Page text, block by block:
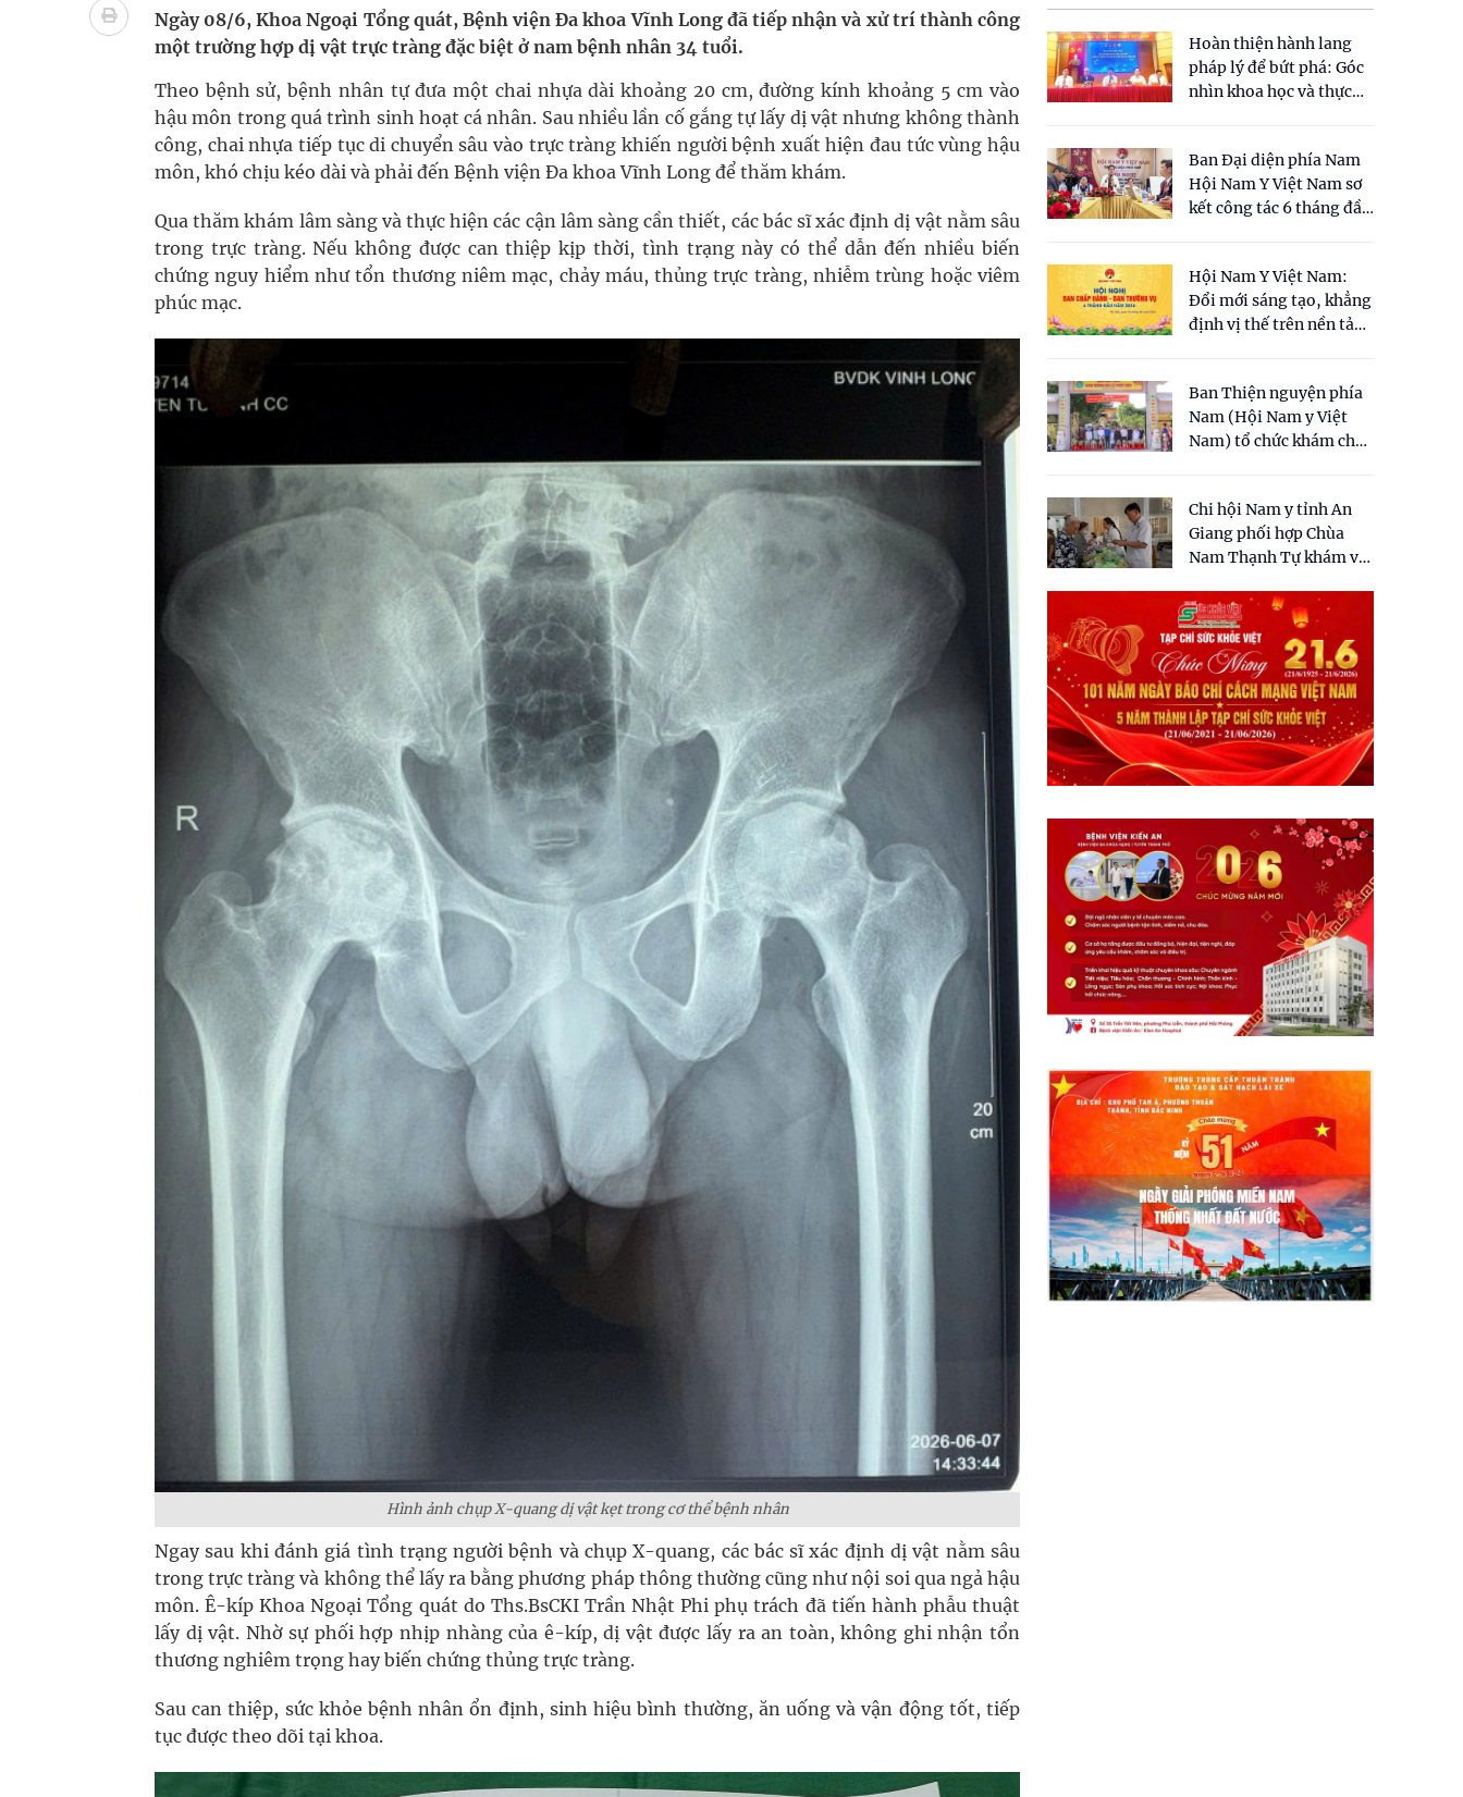
Xây dựng bản đồ mạng lưới cấp cứu ngoại viện toàn quốc
"Nền kinh tế bạc" có thể trở thành động lực tăng trưởng mới của Việt Nam
Quảng Trị: Phát huy vai trò của chính quyền địa phương hai cấp trong quản lý hoạt động nha khoa,
bảo vệ sức khỏe Nhân dân
Tỷ lệ tật khúc xạ ở trẻ gia tăng: Khuyến nghị của chuyên gia
Ngày 08/6, Khoa Ngoại Tổng quát, Bệnh viện Đa khoa Vĩnh Long đã tiếp nhận và xử trí thành công
một trường hợp dị vật trực tràng đặc biệt ở nam bệnh nhân 34 tuổi.
Theo bệnh sử, bệnh nhân tự đưa một chai nhựa dài khoảng 20 cm, đường kính khoảng 5 cm vào
hậu môn trong quá trình sinh hoạt cá nhân. Sau nhiều lần cố gắng tự lấy dị vật nhưng không thành
công, chai nhựa tiếp tục di chuyển sâu vào trực tràng khiến người bệnh xuất hiện đau tức vùng hậu
môn, khó chịu kéo dài và phải đến Bệnh viện Đa khoa Vĩnh Long để thăm khám.
Qua thăm khám lâm sàng và thực hiện các cận lâm sàng cần thiết, các bác sĩ xác định dị vật nằm sâu
trong trực tràng. Nếu không được can thiệp kịp thời, tình trạng này có thể dẫn đến nhiều biến
chứng nguy hiểm như tổn thương niêm mạc, chảy máu, thủng trực tràng, nhiễm trùng hoặc viêm
phúc mạc.
Hình ảnh chụp X-quang dị vật kẹt trong cơ thể bệnh nhân
Ngay sau khi đánh giá tình trạng người bệnh và chụp X-quang, các bác sĩ xác định dị vật nằm sâu
trong trực tràng và không thể lấy ra bằng phương pháp thông thường cũng như nội soi qua ngả hậu
môn. Ê-kíp Khoa Ngoại Tổng quát do Ths.BsCKI Trần Nhật Phi phụ trách đã tiến hành phẫu thuật
lấy dị vật. Nhờ sự phối hợp nhịp nhàng của ê-kíp, dị vật được lấy ra an toàn, không ghi nhận tổn
thương nghiêm trọng hay biến chứng thủng trực tràng.
Sau can thiệp, sức khỏe bệnh nhân ổn định, sinh hiệu bình thường, ăn uống và vận động tốt, tiếp
tục được theo dõi tại khoa.
Hoàn thiện hành lang
pháp lý để bứt phá: Góc
nhìn khoa học và thực
cho Luật Y dược cổ
truyền Việt Nam"
Ban Đại diện phía Nam
Hội Nam Y Việt Nam sơ
kết công tác 6 tháng đầu
Hội Nam Y Việt Nam:
Đổi mới sáng tạo, khẳng
định vị thế trên nền tảng
Ban Thiện nguyện phía
Nam (Hội Nam y Việt
Nam) tổ chức khám chữa
dân tại xã Tân Tập
Chi hội Nam y tỉnh An
Giang phối hợp Chùa
Nam Thạnh Tự khám và
nhân dân